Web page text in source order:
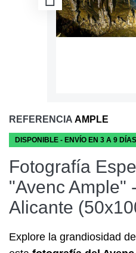
REFERENCIA AMPLE
DISPONIBLE - ENVÍO EN 3 A 9
Fotografía
"Avenc Ample"
Alicante
Explore la grandiosidad